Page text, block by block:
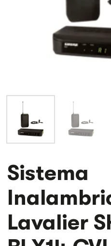
Sistema
Lavalier